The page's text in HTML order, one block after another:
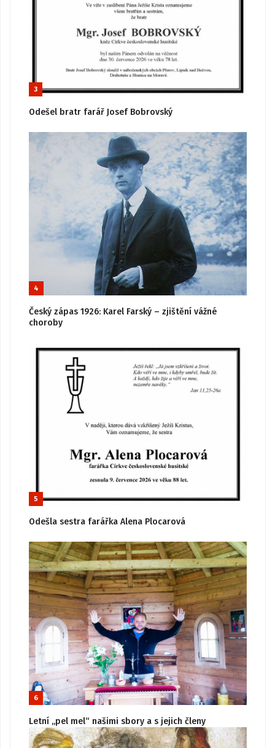
3
Odešel bratr farář Josef Bobrovský
4
Český zápas 1926: Karel Farský – zjištění vážné
choroby
5
Odešla sestra farářka Alena Plocarová
6
Letní „pel mel“ našimi sbory a s jejich členy